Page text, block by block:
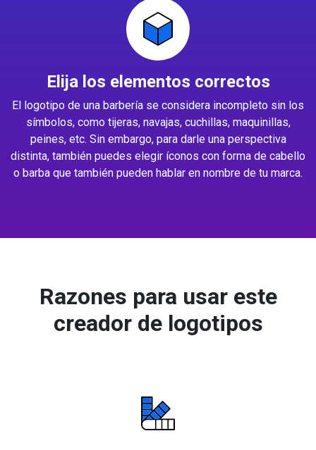
Elija los elementos correctos
El logotipo de una barbería se considera incompleto sin los
símbolos, como tijeras, navajas, cuchillas, maquinillas,
peines, etc. Sin embargo, para darle una perspectiva
distinta, también puedes elegir íconos con forma de cabello
o barba que también pueden hablar en nombre de tu marca.
Razones para usar este
creador de logotipos